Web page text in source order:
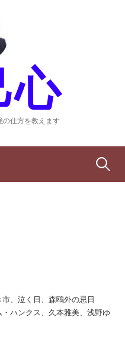
心
仕方を教えます
検
、泣く日、森鴎外の忌日
ハンクス、久本雅美、浅野ゆ